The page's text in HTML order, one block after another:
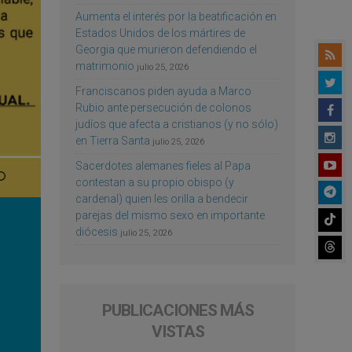
Aumenta el interés por la beatificación en
Estados Unidos de los mártires de
Georgia que murieron defendiendo el
matrimonio julio 25, 2026
Franciscanos piden ayuda a Marco
Rubio ante persecución de colonos
judíos que afecta a cristianos (y no sólo)
en Tierra Santa julio 25, 2026
Sacerdotes alemanes fieles al Papa
contestan a su propio obispo (y
cardenal) quien les orilla a bendecir
parejas del mismo sexo en importante
diócesis julio 25, 2026
PUBLICACIONES MÁS
VISTAS